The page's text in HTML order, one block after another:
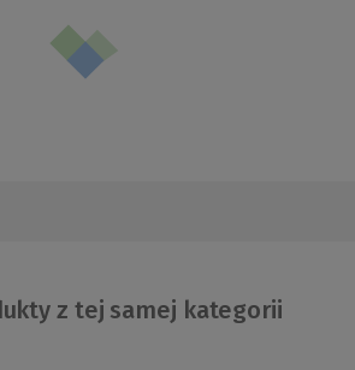
z tej samej kategorii